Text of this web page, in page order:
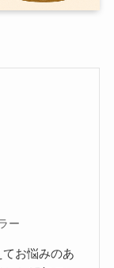
ー
お悩みのあ